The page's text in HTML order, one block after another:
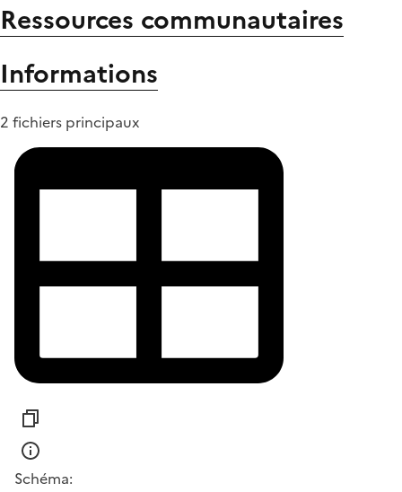
Ressources communautaires
Informations
2 fichiers principaux
Schéma: